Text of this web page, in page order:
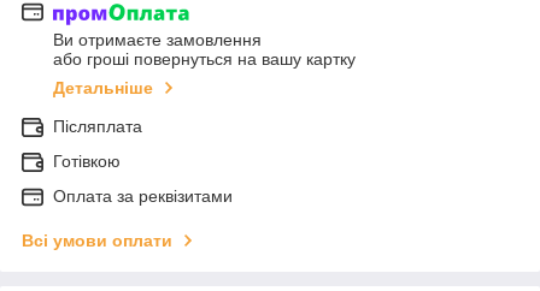
Ви отримаєте замовлення
або гроші повернуться на вашу картку
Детальніше
Післяплата
Готівкою
Оплата за реквізитами
Всі умови оплати